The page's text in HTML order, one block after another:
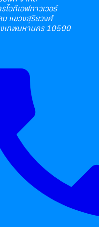
อทีเอฟทาวเวอร์
แขวงสุริยวงศ์
เทพมหานคร 10500